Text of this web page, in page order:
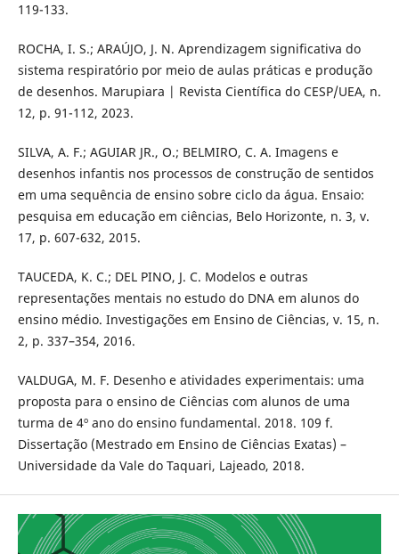
119-133.
ROCHA, I. S.; ARAÚJO, J. N. Aprendizagem significativa do
sistema respiratório por meio de aulas práticas e produção
de desenhos. Marupiara | Revista Científica do CESP/UEA, n.
12, p. 91-112, 2023.
SILVA, A. F.; AGUIAR JR., O.; BELMIRO, C. A. Imagens e
desenhos infantis nos processos de construção de sentidos
em uma sequência de ensino sobre ciclo da água. Ensaio:
pesquisa em educação em ciências, Belo Horizonte, n. 3, v.
17, p. 607-632, 2015.
TAUCEDA, K. C.; DEL PINO, J. C. Modelos e outras
representações mentais no estudo do DNA em alunos do
ensino médio. Investigações em Ensino de Ciências, v. 15, n.
2, p. 337–354, 2016.
VALDUGA, M. F. Desenho e atividades experimentais: uma
proposta para o ensino de Ciências com alunos de uma
turma de 4º ano do ensino fundamental. 2018. 109 f.
Dissertação (Mestrado em Ensino de Ciências Exatas) –
Universidade da Vale do Taquari, Lajeado, 2018.